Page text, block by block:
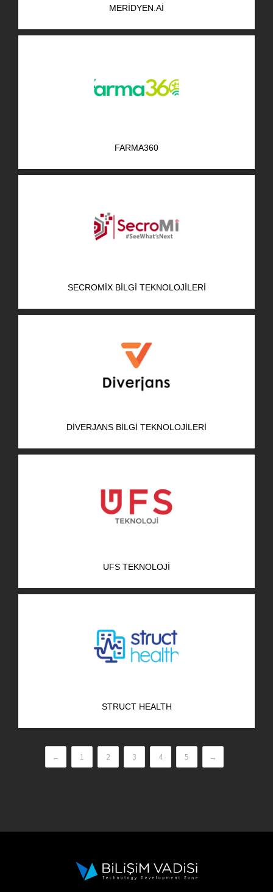
AR-GE Portal
EN
MERIDYEN.AI
FARMA360
SECROMIX BILGI TEKNOLOJILERI
DIVERJANS BILGI TEKNOLOJILERI
UFS TEKNOLOJI
STRUCT HEALTH
← 1 2 3 4 5 →